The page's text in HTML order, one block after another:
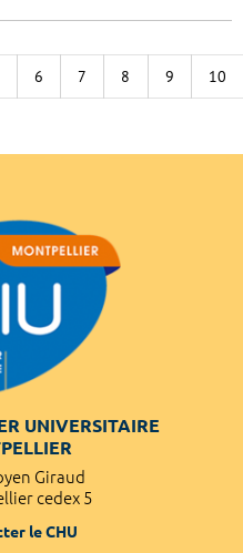
6 7 8 9 10
UNIVERSITAIRE
Giraud
cedex 5
le CHU